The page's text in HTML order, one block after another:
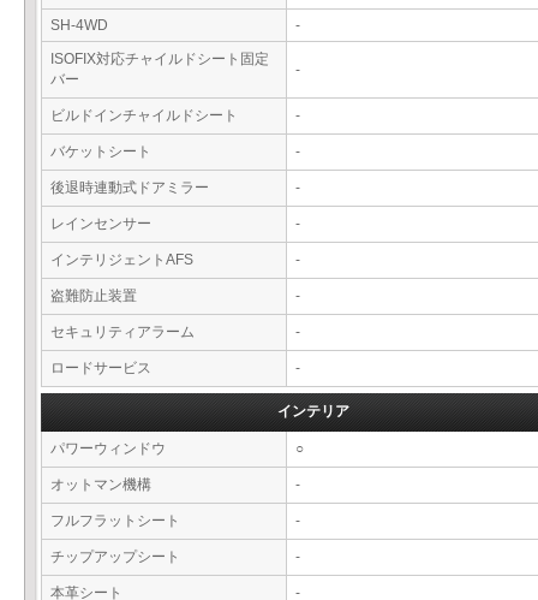
SH-4WD
-
ISOFIX対応チャイルドシート固定
バー
-
ビルドインチャイルドシート -
バケットシート -
後退時連動式ドアミラー -
レインセンサー -
インテリジェントAFS -
盗難防止装置 -
セキュリティアラーム -
ロードサービス -
インテリア
パワーウィンドウ ○
オットマン機構 -
フルフラットシート -
チップアップシート -
本革シート -